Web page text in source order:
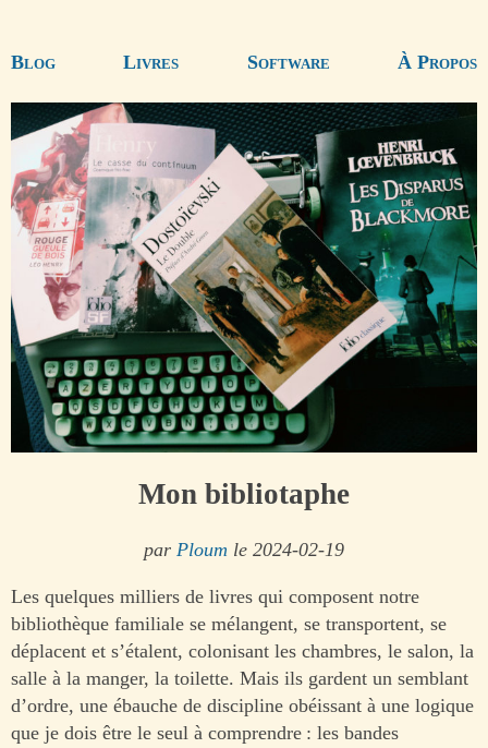
Blog Livres Software À Propos
Mon bibliotaphe
par Ploum le 2024-02-19
Les quelques milliers de livres qui composent notre
bibliothèque familiale se mélangent, se transportent, se
déplacent et s’étalent, colonisant les chambres, le salon, la
salle à la manger, la toilette. Mais ils gardent un semblant
d’ordre, une ébauche de discipline obéissant à une logique
que je dois être le seul à comprendre : les bandes